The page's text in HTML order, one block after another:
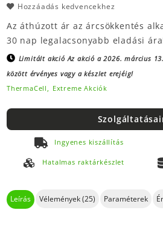
Hozzáadás kedvencekhez
Az áthúzott ár az árcsökkentés
30 nap legalacsonyabb eladási
Limitált akcióAz akció a 2026. március
között érvényes vagy a készlet erejéig!
ThermaCell, Extreme Akciók
Ingyenes kiszállítás
Hatalmas raktárkészlet
Leírás Vélemények (25) Paraméterek